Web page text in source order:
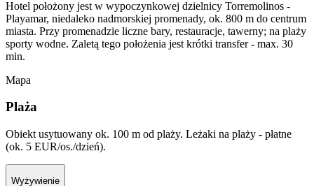
Hotel położony jest w wypoczynkowej dzielnicy Torremolinos -
Playamar, niedaleko nadmorskiej promenady, ok. 800 m do centrum
miasta. Przy promenadzie liczne bary, restauracje, tawerny; na plaży
sporty wodne. Zaletą tego położenia jest krótki transfer - max. 30
min.
Mapa
Plaża
Obiekt usytuowany ok. 100 m od plaży. Leżaki na plaży - płatne
(ok. 5 EUR/os./dzień).
Wyżywienie